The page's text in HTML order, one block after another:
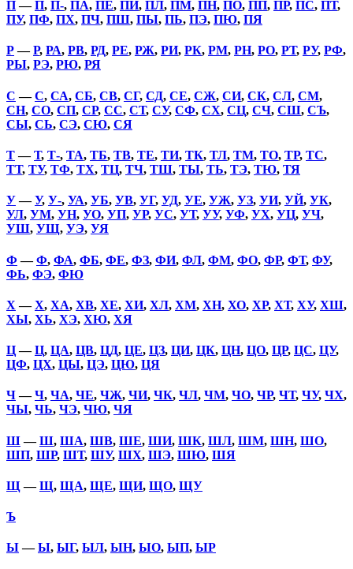
П—П, П-, ПА, ПЕ, ПИ, ПЛ, ПМ, ПН, ПО, ПП, ПР, ПС, ПТ,
ПУ, ПФ, ПХ, ПЧ, ПШ, ПЫ, ПЬ, ПЭ, ПЮ, ПЯ
Р—Р, РА, РВ, РД, РЕ, РЖ, РИ, РК, РМ, РН, РО, РТ, РУ, РФ,
РЫ, РЭ, РЮ, РЯ
С —С, СА, СБ, СВ, СГ, СД, СЕ, СЖ, СИ, СК, СЛ, СМ,
СН, СО, СП, СР, СС, СТ, СУ, СФ, СХ, СЦ, СЧ, СШ, СЪ,
СЫ, СЬ, СЭ, СЮ, СЯ
Т—Т, Т-, ТА, ТБ, ТВ, ТЕ, ТИ, ТК, ТЛ, ТМ, ТО, ТР, ТС,
ТТ, ТУ, ТФ, ТХ, ТЦ, ТЧ, ТШ, ТЫ, ТЬ, ТЭ, ТЮ, ТЯ
У—У, У-, УА, УБ, УВ, УГ, УД, УЕ, УЖ, УЗ, УИ, УЙ, УК,
УЛ, УМ, УН, УО, УП, УР, УС, УТ, УУ, УФ, УХ, УЦ, УЧ,
УШ, УЩ, УЭ, УЯ
Ф —Ф, ФА, ФБ, ФЕ, ФЗ, ФИ, ФЛ, ФМ, ФО, ФР, ФТ, ФУ,
ФЬ, ФЭ, ФЮ
Х —Х, ХА, ХВ, ХЕ, ХИ, ХЛ, ХМ, ХН, ХО, ХР, ХТ, ХУ, ХШ,
ХЫ, ХЬ, ХЭ, ХЮ, ХЯ
Ц—Ц, ЦА, ЦВ, ЦД, ЦЕ, ЦЗ, ЦИ, ЦК, ЦН, ЦО, ЦР, ЦС, ЦУ,
ЦФ, ЦХ, ЦЫ, ЦЭ, ЦЮ, ЦЯ
Ч—Ч, ЧА, ЧЕ, ЧЖ, ЧИ, ЧК, ЧЛ, ЧМ, ЧО, ЧР, ЧТ, ЧУ, ЧХ,
ЧЫ, ЧЬ, ЧЭ, ЧЮ, ЧЯ
Ш—Ш, ША, ШВ, ШЕ, ШИ, ШК, ШЛ, ШМ, ШН, ШО,
ШП, ШР, ШТ, ШУ, ШХ, ШЭ, ШЮ, ШЯ
Щ —Щ, ЩА, ЩЕ, ЩИ, ЩО, ЩУ
Ъ
Ы—Ы, ЫГ, ЫЛ, ЫН, ЫО, ЫП, ЫР